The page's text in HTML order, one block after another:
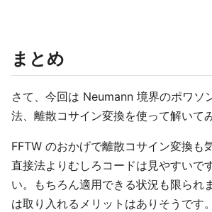
まとめ
さて、今回は Neumann 境界のポワソ
法、離散コサイン変換を使って解いて
FFTW のおかげで離散コサイン変換も
直接法よりむしろコードは見やすいで
い。もちろん適用できる状況も限られ
は取り入れるメリットはありそうです